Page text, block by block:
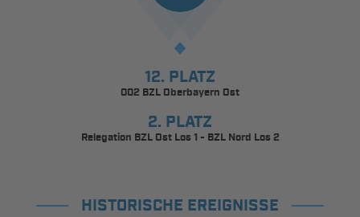
12. PLATZ
002 BZL Oberbayern Ost
2. PLATZ
Relegation BZL Ost Los 1 - BZL Nord Los 2
HISTORISCHE EREIGNISSE